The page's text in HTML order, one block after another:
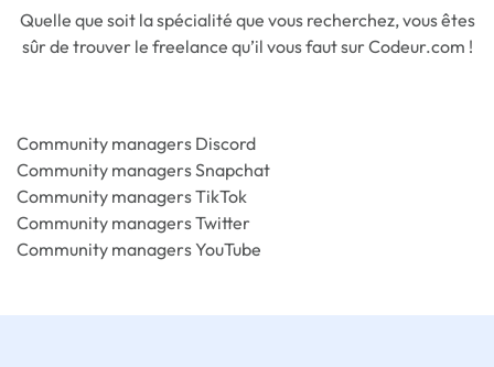
Quelle que soit la spécialité que vous recherchez, vous êtes
sûr de trouver le freelance qu’il vous faut sur Codeur.com !
Community managers Discord
Community managers Snapchat
Community managers TikTok
Community managers Twitter
Community managers YouTube